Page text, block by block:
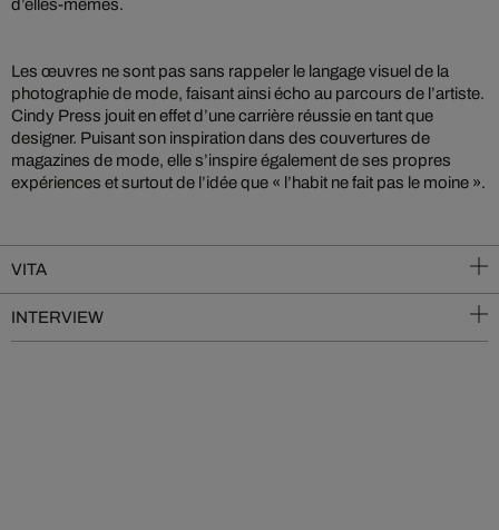
d’elles-mêmes.
Les œuvres ne sont pas sans rappeler le langage visuel de la
photographie de mode, faisant ainsi écho au parcours de l’artiste.
Cindy Press jouit en effet d’une carrière réussie en tant que
designer. Puisant son inspiration dans des couvertures de
magazines de mode, elle s’inspire également de ses propres
expériences et surtout de l’idée que « l’habit ne fait pas le moine ».
VITA
INTERVIEW